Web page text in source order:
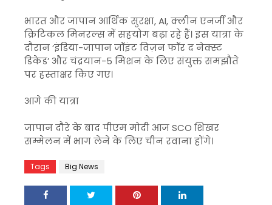
भारत और जापान आर्थिक सुरक्षा, AI, क्लीन एनर्जी और
क्रिटिकल मिनरल्स में सहयोग बढ़ा रहे हैं। इस यात्रा के
दौरान ‘इंडिया-जापान जॉइंट विज़न फॉर द नेक्स्ट
डिकेड’ और चंद्रयान-5 मिशन के लिए संयुक्त समझौते
पर हस्ताक्षर किए गए।
आगे की यात्रा
जापान दौरे के बाद पीएम मोदी आज SCO शिखर
सम्मेलन में भाग लेने के लिए चीन रवाना होंगे।
Tags Big News